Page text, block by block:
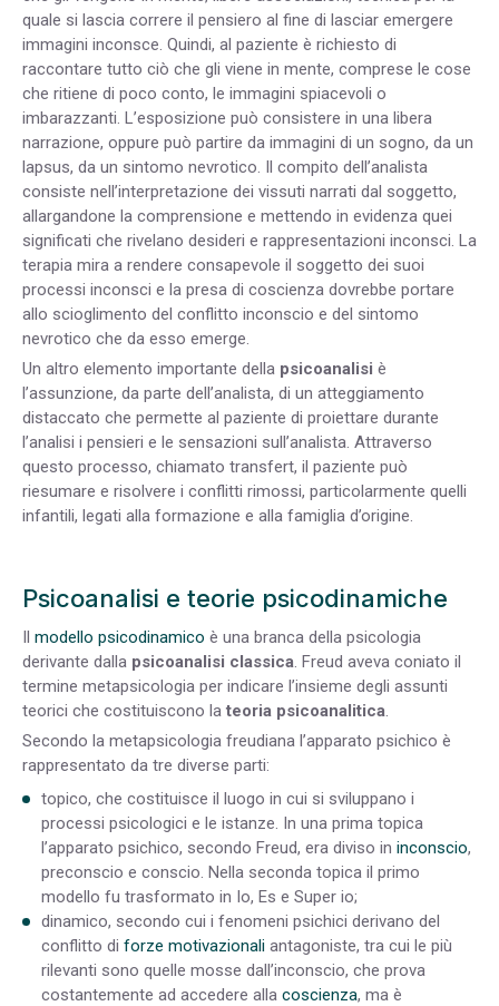
quale si lascia correre il pensiero al fine di lasciar emergere
immagini inconsce. Quindi, al paziente è richiesto di
raccontare tutto ciò che gli viene in mente, comprese le cose
che ritiene di poco conto, le immagini spiacevoli o
imbarazzanti. L’esposizione può consistere in una libera
narrazione, oppure può partire da immagini di un sogno, da un
lapsus, da un sintomo nevrotico. Il compito dell’analista
consiste nell’interpretazione dei vissuti narrati dal soggetto,
allargandone la comprensione e mettendo in evidenza quei
significati che rivelano desideri e rappresentazioni inconsci. La
terapia mira a rendere consapevole il soggetto dei suoi
processi inconsci e la presa di coscienza dovrebbe portare
allo scioglimento del conflitto inconscio e del sintomo
nevrotico che da esso emerge.
Un altro elemento importante della psicoanalisi è
l’assunzione, da parte dell’analista, di un atteggiamento
distaccato che permette al paziente di proiettare durante
l’analisi i pensieri e le sensazioni sull’analista. Attraverso
questo processo, chiamato transfert, il paziente può
riesumare e risolvere i conflitti rimossi, particolarmente quelli
infantili, legati alla formazione e alla famiglia d’origine.
Psicoanalisi e teorie psicodinamiche
Il modello psicodinamico è una branca della psicologia
derivante dalla psicoanalisi classica. Freud aveva coniato il
termine metapsicologia per indicare l’insieme degli assunti
teorici che costituiscono la teoria psicoanalitica.
Secondo la metapsicologia freudiana l’apparato psichico è
rappresentato da tre diverse parti:
topico, che costituisce il luogo in cui si sviluppano i
processi psicologici e le istanze. In una prima topica
l’apparato psichico, secondo Freud, era diviso in inconscio,
preconscio e conscio. Nella seconda topica il primo
modello fu trasformato in Io, Es e Super io;
dinamico, secondo cui i fenomeni psichici derivano del
conflitto di forze motivazionali antagoniste, tra cui le più
rilevanti sono quelle mosse dall’inconscio, che prova
costantemente ad accedere alla coscienza, ma è